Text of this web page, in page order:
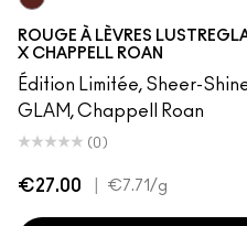
Roan of Arc
ROUGE À LÈVRES
X CHAPPELL ROAN
Édition Limitée, Sheer-
GLAM, Chappell Roan
(0)
€27.00 €7.71 /g